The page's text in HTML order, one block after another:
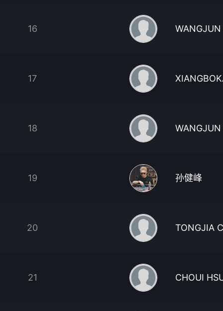
16
17
18 WANGJUN
19 孙健峰
20 TONGJIA
21 CHOUI